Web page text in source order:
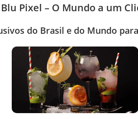
Blu Pixel – O Mundo a um
do Brasil e do Mundo